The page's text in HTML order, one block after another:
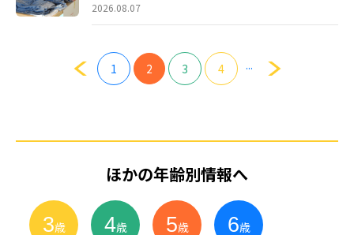
2026.08.07
1 2 3 4 ...
ほかの年齢別情報へ
3歳 4歳 5歳 6歳